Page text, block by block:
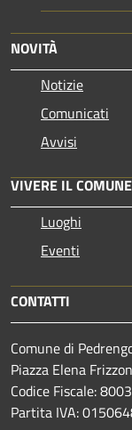
NOVITÀ
Notizie
Comunicati
Avvisi
VIVERE IL COMUNE
Luoghi
Eventi
CONTATTI
Comune di
Piazza Elena
Codice Fiscale:
Partita IVA: